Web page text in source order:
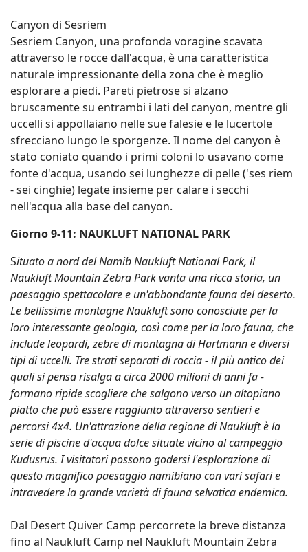
Canyon di Sesriem
Sesriem Canyon, una profonda voragine scavata
attraverso le rocce dall'acqua, è una caratteristica
naturale impressionante della zona che è meglio
esplorare a piedi. Pareti pietrose si alzano
bruscamente su entrambi i lati del canyon, mentre gli
uccelli si appollaiano nelle sue falesie e le lucertole
sfrecciano lungo le sporgenze. Il nome del canyon è
stato coniato quando i primi coloni lo usavano come
fonte d'acqua, usando sei lunghezze di pelle ('ses riem
- sei cinghie) legate insieme per calare i secchi
nell'acqua alla base del canyon.
Giorno 9-11: NAUKLUFT NATIONAL PARK
Situato a nord del Namib Naukluft National Park, il
Naukluft Mountain Zebra Park vanta una ricca storia, un
paesaggio spettacolare e un'abbondante fauna del deserto.
Le bellissime montagne Naukluft sono conosciute per la
loro interessante geologia, così come per la loro fauna, che
include leopardi, zebre di montagna di Hartmann e diversi
tipi di uccelli. Tre strati separati di roccia - il più antico dei
quali si pensa risalga a circa 2000 milioni di anni fa -
formano ripide scogliere che salgono verso un altopiano
piatto che può essere raggiunto attraverso sentieri e
percorsi 4x4. Un'attrazione della regione di Naukluft è la
serie di piscine d'acqua dolce situate vicino al campeggio
Kudusrus. I visitatori possono godersi l'esplorazione di
questo magnifico paesaggio namibiano con vari safari e
intravedere la grande varietà di fauna selvatica endemica.
Dal Desert Quiver Camp percorrete la breve distanza
fino al Naukluft Camp nel Naukluft Mountain Zebra